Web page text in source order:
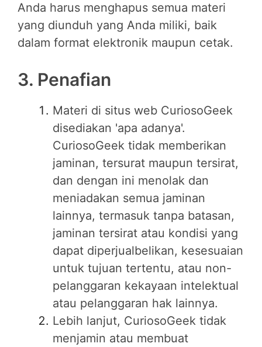
Anda harus menghapus semua materi
yang diunduh yang Anda miliki, baik
dalam format elektronik maupun cetak.
3. Penafian
Materi di situs web CuriosoGeek
disediakan 'apa adanya'.
CuriosoGeek tidak memberikan
jaminan, tersurat maupun tersirat,
dan dengan ini menolak dan
meniadakan semua jaminan
lainnya, termasuk tanpa batasan,
jaminan tersirat atau kondisi yang
dapat diperjualbelikan, kesesuaian
untuk tujuan tertentu, atau non-
pelanggaran kekayaan intelektual
atau pelanggaran hak lainnya.
Lebih lanjut, CuriosoGeek tidak
menjamin atau membuat